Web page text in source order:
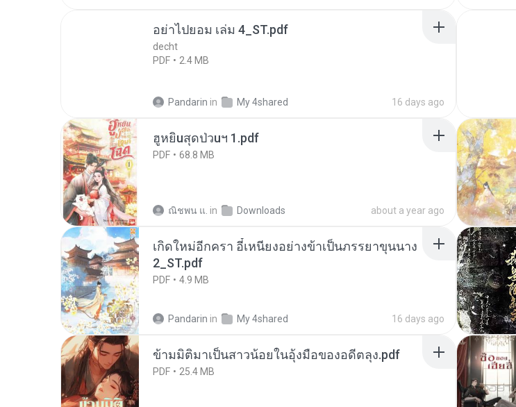
อย่าไปยอม เล่ม 4_ST.pdf
decht
PDF
2.4 MB
Pandarin in My 4shared 16 days ago
ฮูหยิuสุดป่วuฯ 1.pdf
PDF 68.8 MB
ณิชพน แ. in Downloads about a year ago
เกิดใหม่อีกครา อี๋เหนียงอย่างข้าเป็นภรรยาขุนนาง
2_ST.pdf
PDF 4.9 MB
Pandarin in My 4shared 16 days ago
ข้ามมิติมาเป็นสาวน้อยในอุ้งมือของอดีตลุง.pdf
PDF 25.4 MB